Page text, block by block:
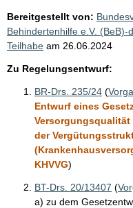
o
S
e
Bereitgestellt von:
Behindertenhilfe e.V.
Teilhabe am 26.06.2024
Zu Regelungsentwurf:
BR-Drs. 235/24 (
Entwurf eines
Versorgungsqualität
der
KHVVG)
BT-Drs. 20/13407 (
a) zu dem